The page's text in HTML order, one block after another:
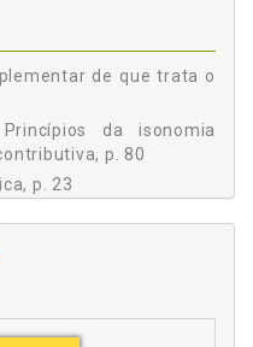
p. 161
173
p. 187
p. 189
de que trata o
da isonomia
p. 80
p. 23
competência entre